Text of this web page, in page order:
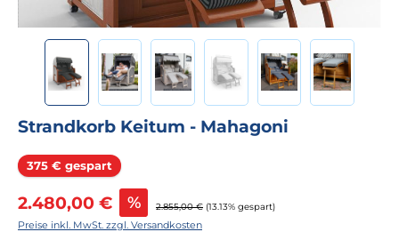
Strandkorb Keitum - Mahagoni
375 € gespart Rabatt
Verkaufspreis:
2.480,00 € % Regulärer Preis:
2.855,00 € (13.13% gespart)
Preise inkl. MwSt. zzgl. Versandkosten